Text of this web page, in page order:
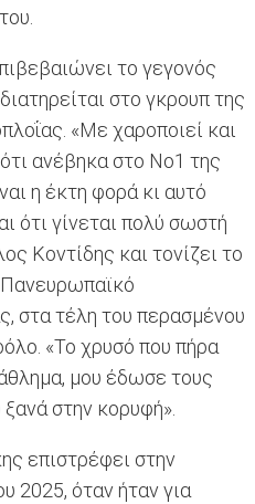
το γεγονός
στο γκρουπ της
«Με χαροποιεί και
ανέβηκα στο Νο1 της
η έκτη φορά κι αυτό
ότι γίνεται πολύ σωστή
Κοντίδης και τονίζει το
Πανευρωπαϊκό
στα τέλη του περασμένου
«Το χρυσό που πήρα
μου έδωσε τους
στην κορυφή».
επιστρέφει στην
2025, όταν ήταν για